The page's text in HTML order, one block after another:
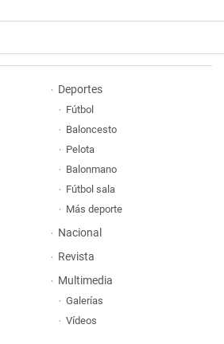
Deportes
Fútbol
Baloncesto
Pelota
Balonmano
Fútbol sala
Más deporte
Nacional
Revista
Multimedia
Galerías
Vídeos